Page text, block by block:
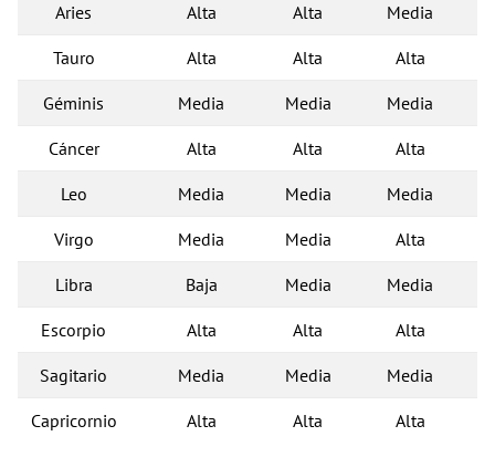
Aries Alta Alta Media
Tauro Alta Alta Alta
Géminis Media Media Media
Cáncer Alta Alta Alta
Leo Media Media Media
Virgo Media Media Alta
Libra Baja Media Media
Escorpio Alta Alta Alta
Sagitario Media Media Media
Capricornio Alta Alta Alta